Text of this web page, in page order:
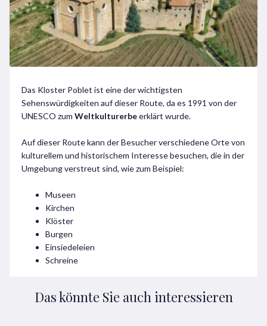
Das Kloster Poblet ist eine der wichtigsten
Sehenswürdigkeiten auf dieser Route, da es 1991 von der
UNESCO zum Weltkulturerbeerklärt wurde.
Auf dieser Route kann der Besucher verschiedene Orte von
kulturellem und historischem Interesse besuchen, die in der
Umgebung verstreut sind, wie zum Beispiel:
Museen
Kirchen
Klöster
Burgen
Einsiedeleien
Schreine
Das könnte Sie auch interessieren